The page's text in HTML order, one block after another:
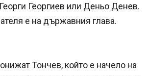
Георгиев или Деньо Денев.
е на държавния глава.
Тончев, който е начело на